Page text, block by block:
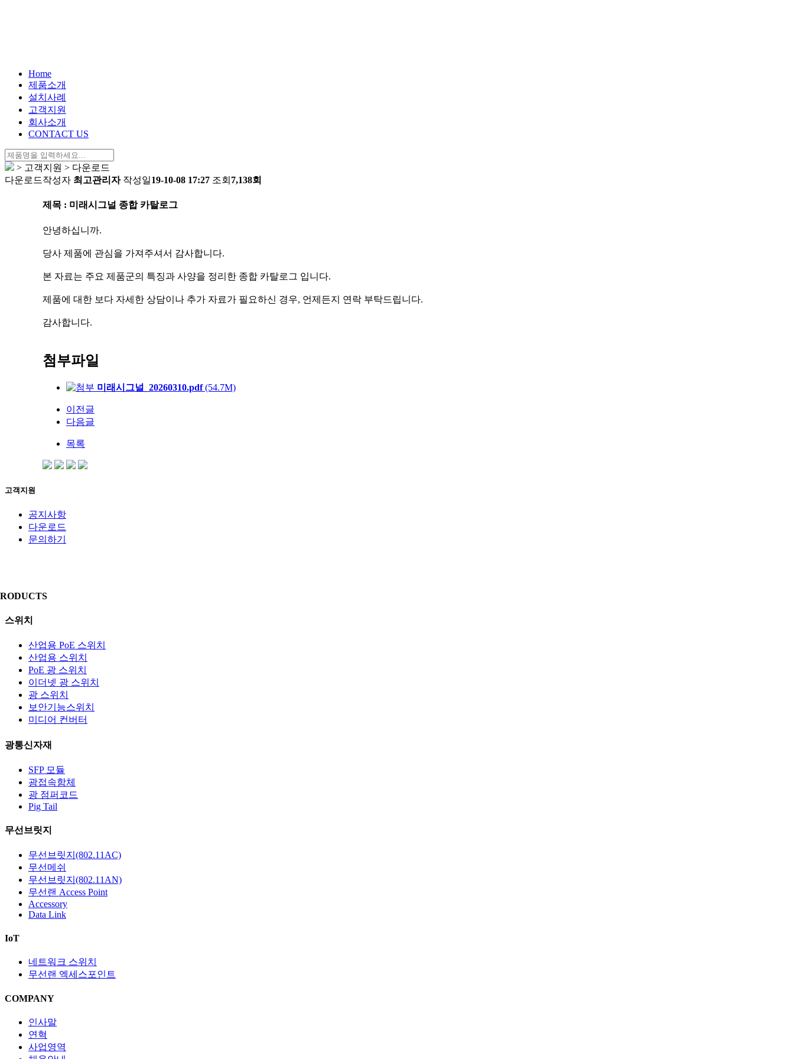
Home
제품소개
설치사례
고객지원
회사소개
CONTACT US
> 고객지원 > 다운로드
다운로드작성자 최고관리자 작성일19-10-08 17:27 조회 7,138회
제목 : 미래시그널 종합 카탈로그
안녕하십니까.
당사 제품에 관심을 가져주셔서 감사합니다.
본 자료는 주요 제품군의 특징과 사양을 정리한 종합 카탈로그 입니다.
제품에 대한 보다 자세한 상담이나 추가 자료가 필요하신 경우, 언제든지 연락 부탁드립니다.
감사합니다.
첨부파일
미래시그널_20260310.pdf(54.7M)
이전글
다음글
목록
고객지원
공지사항
다운로드
문의하기
스위치
산업용 PoE 스위치
산업용 스위치
PoE 광 스위치
이더넷 광 스위치
광 스위치
보안기능스위치
미디어 컨버터
광통신자재
SFP 모듈
광접속함체
광 점퍼코드
Pig Tail
무선브릿지
무선브릿지(802.11AC)
무선메쉬
무선브릿지(802.11AN)
무선랜 Access Point
Accessory
Data Link
IoT
네트워크 스위치
무선랜 엑세스포인트
COMPANY
인사말
연혁
사업영역